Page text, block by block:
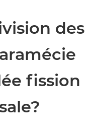
des
fission